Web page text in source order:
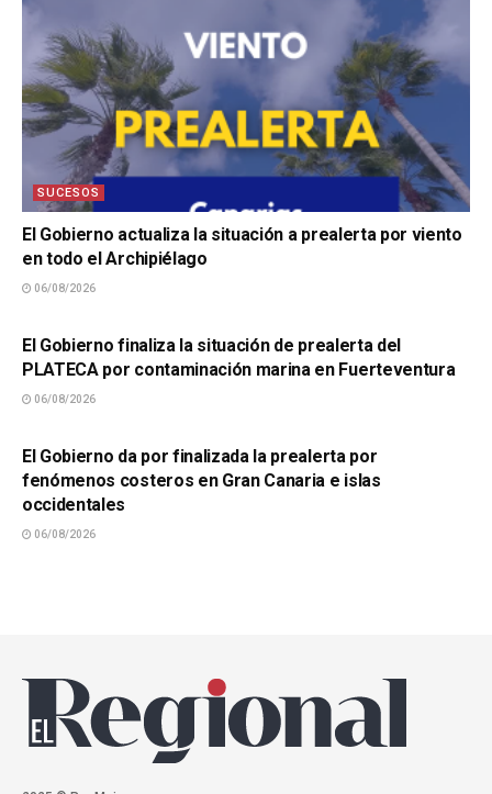
SUCESOS
El Gobierno actualiza la situación a prealerta por viento
en todo el Archipiélago
06/08/2026
El Gobierno finaliza la situación de prealerta del
PLATECA por contaminación marina en Fuerteventura
06/08/2026
El Gobierno da por finalizada la prealerta por
fenómenos costeros en Gran Canaria e islas
occidentales
06/08/2026